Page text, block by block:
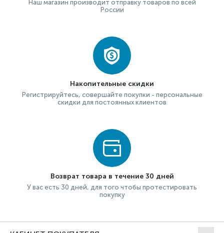
Наш магазин производит отправку товаров по всей
России
Накопительные скидки
Регистрируйтесь, совершайте покупки - персональные
скидки для постоянных клиентов
Возврат товара в течение 30 дней
У вас есть 30 дней, для того чтобы протестировать
покупку